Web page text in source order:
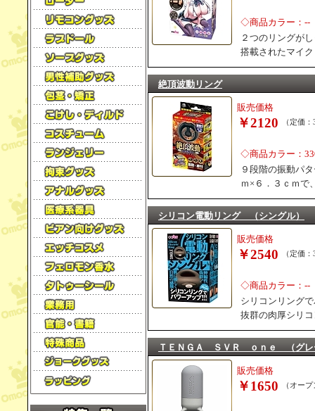
◇商品カラー：--
２つのリングが
搭載されたマイ
絶頂波動リング
販売価格
￥2120 （定価
◇商品カラー：
９段階の振動パ
ｍ×６．３ｃｍで
シリコン電動リング （シングル）
販売価格
￥2540 （定価
◇商品カラー：--
シリコンリング
抜群の肉厚シリ
ＴＥＮＧＡ ＳＶＲ ｏｎｅ （グレ
販売価格
￥1650 （オー